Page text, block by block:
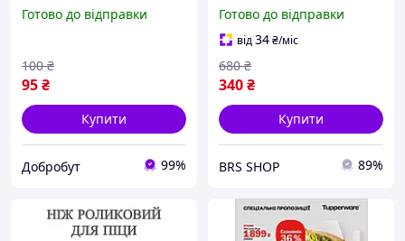
Готово до відправки
95₴
100 ₴
Купити
Добробут 99%
Готово до відправки
від34₴/міс
340₴
680 ₴
Купити
BRS SHOP 89%